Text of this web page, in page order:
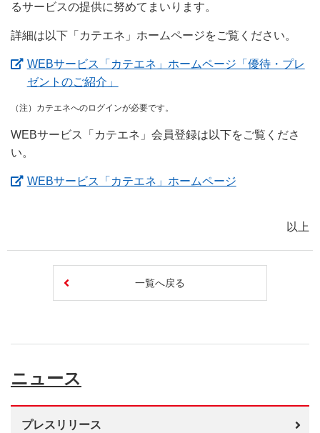
るサービスの提供に努めてまいります。
詳細は以下「カテエネ」ホームページをご覧ください。
WEBサービス「カテエネ」ホームページ「優待・プレ
ゼントのご紹介」
（注）カテエネへのログインが必要です。
WEBサービス「カテエネ」会員登録は以下をご覧くださ
い。
WEBサービス「カテエネ」ホームページ（新しいウィン
以上
一覧へ戻る
ニュース
プレスリリース